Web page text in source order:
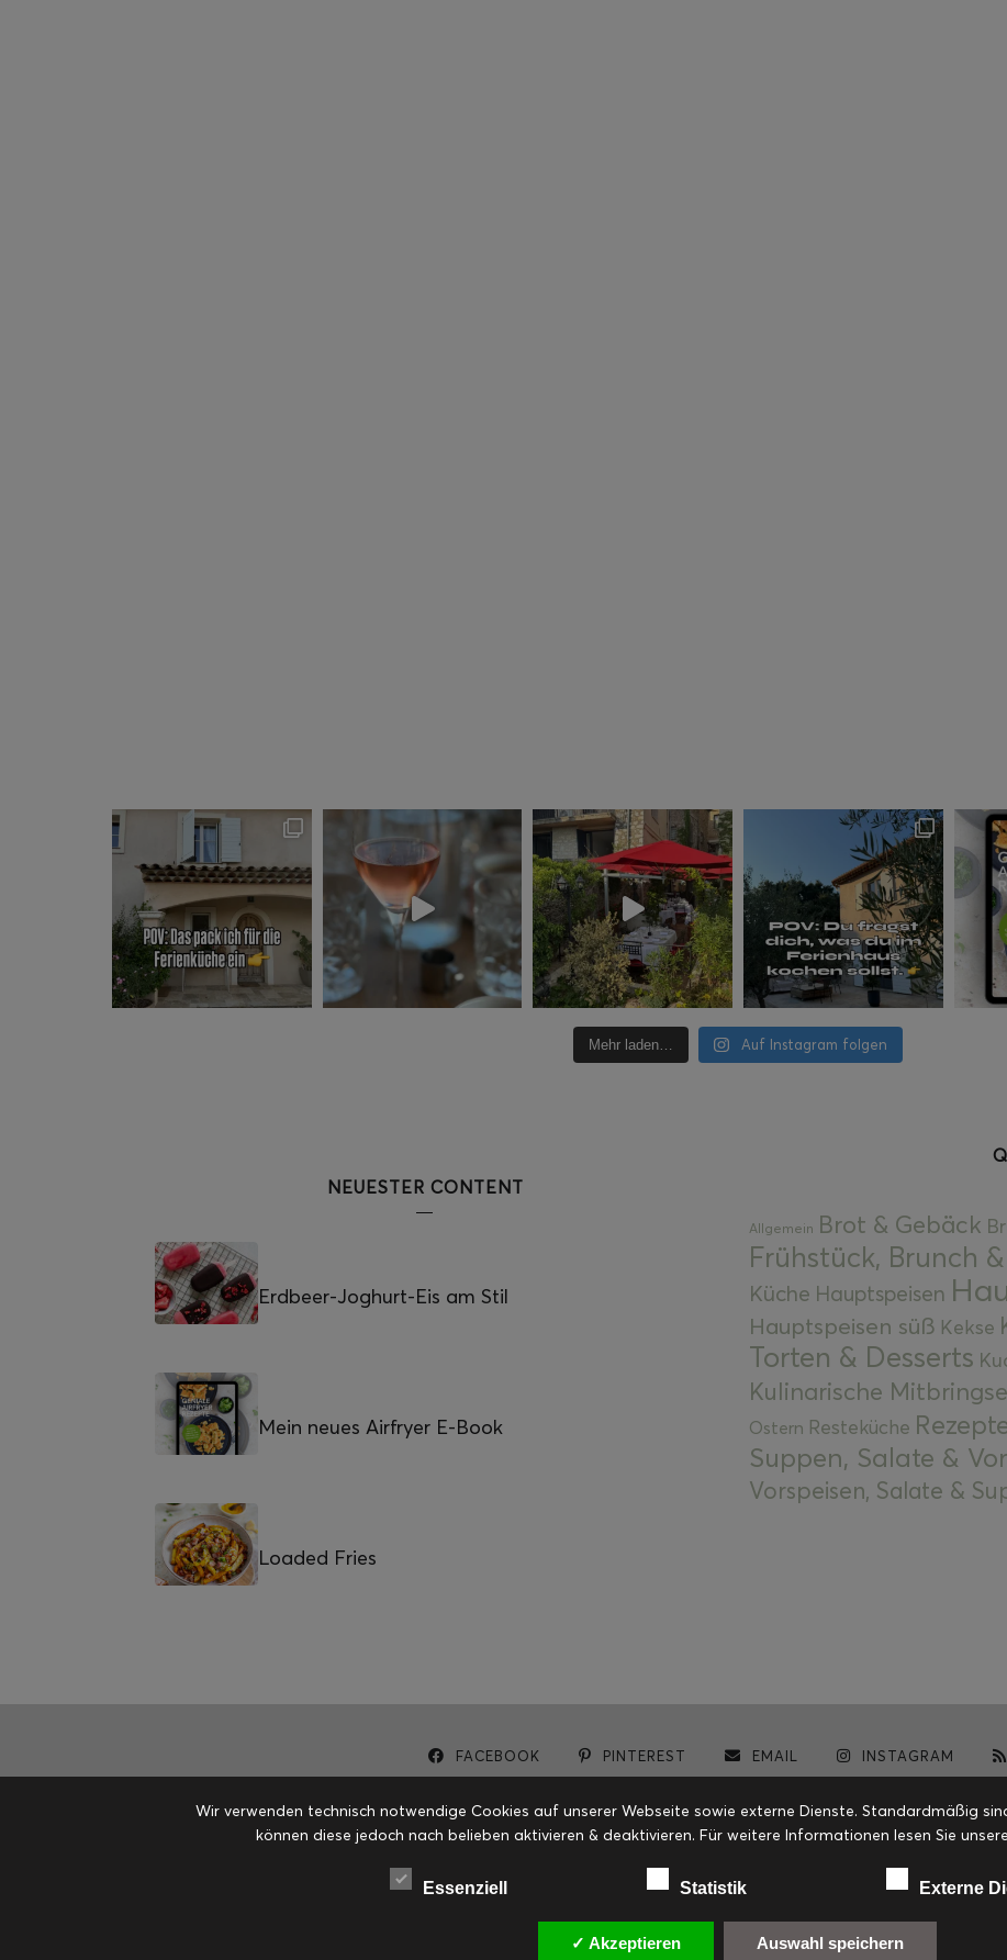
Mehr laden… Auf Instagram folgen
NEUESTER CONTENT
Erdbeer-Joghurt-Eis am Stil
Mein neues Airfryer E-Book
Loaded Fries
Allgemein Brot & Gebäck
Frühstück, Brunch
Küche Hauptspeisen
Hauptspeisen süß Kekse
Torten & Desserts
Kulinarische
Ostern Resteküche
Suppen, Salate &
Vorspeisen, Salate &
FACEBOOK PINTEREST EMAIL INSTAGRAM
Wir verwenden technisch notwendige Cookies auf unserer Webseite sowie externe Dienste. Standardmäßig
können diese jedoch nach belieben aktivieren & deaktivieren. Für weitere Informationen lesen Sie
Essenziell Statistik Externe
✓ Akzeptieren Auswahl speichern